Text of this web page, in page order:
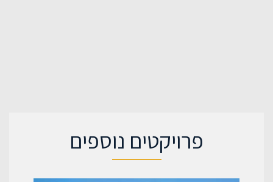
פרויקטים נוספים